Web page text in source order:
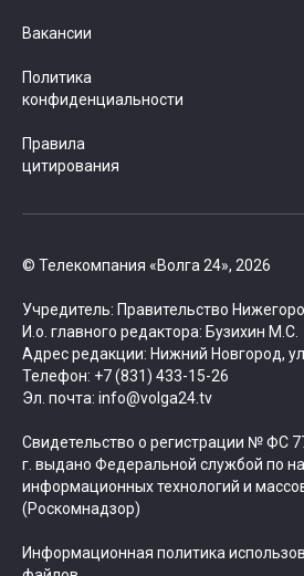
© Телекомпания «Волга 24», 2026
Учредитель: Правительство
И.о. главного редактора: Бузихин М.С.
Адрес редакции: Нижний Новгород,
Телефон: +7 (831) 433-15-26
Эл. почта: info@volga24.tv
Свидетельство о регистрации № ФС
г. выдано Федеральной службой по
информационных технологий и
(Роскомнадзор)
Информационная политика
Вакансии
Политика
конфиденциальности
Правила
цитирования